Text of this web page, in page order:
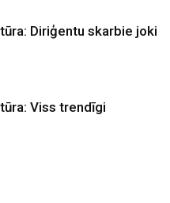
Diriģentu skarbie joki
Viss trendīgi